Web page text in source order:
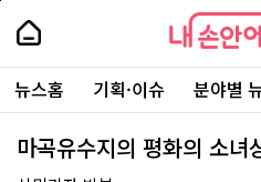
본
로
가
내
손
안
에
서
울
-
서
내
손
에
울
주
요
서
뉴스홈 기획·이슈 분야별
마곡유수지의 평화의 소녀
페
상
단
로